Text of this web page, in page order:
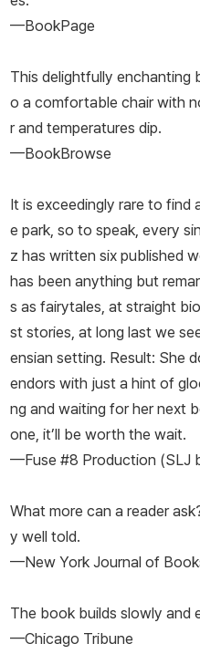
—BookPage
This delightfully
o a comfortable chair with
r and temperatures dip.
—BookBrowse
It is exceedingly rare to
e park, so to speak, every
z has written six published
has been anything but
s as fairytales, at straight
st stories, at long last we
ensian setting. Result: She
endors with just a hint of
ng and waiting for her next
one, it’ll be worth the wait.
—Fuse #8 Production (SLJ
What more can a reader
y well told.
—New York Journal of
The book builds slowly and
—Chicago Tribune